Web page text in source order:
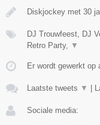
Diskjockey met 30
DJ Trouwfeest, DJ
Retro Party,
▼
Er wordt gewerkt op
Laatste tweets ▼
Sociale media: